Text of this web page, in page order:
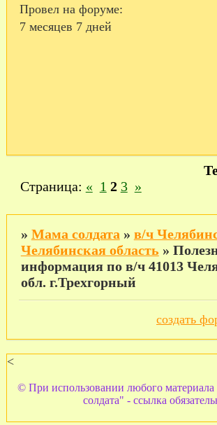
Провел на форуме:
7 месяцев 7 дней
Страница: « 1 2 3 »
» Мама солдата » в/ч
Челябинская область »
информация по в/ч 41013
обл. г.Трехгорный
создать
<
© При использовании любого
солдата" - ссылка